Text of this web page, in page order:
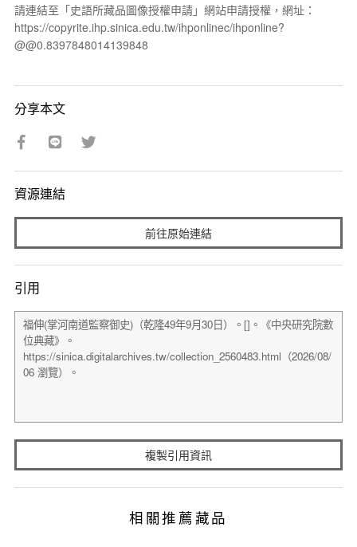
請連結至「史語所藏品圖像授權申請」網站申請授權，網址：
https://copyrite.ihp.sinica.edu.tw/ihponlinec/ihponline?
@@0.8397848014139848
分享本文
資源連結
前往原始連結
引用
複製引用資訊
相關推薦藏品